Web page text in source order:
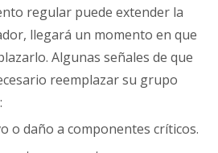
regular puede extender la
llegará un momento en que
Algunas señales de que
reemplazar su grupo
o daño a componentes críticos.